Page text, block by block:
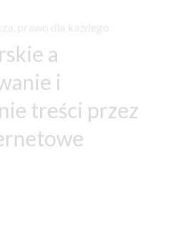
prawo dla każdego
a
i
treści przez